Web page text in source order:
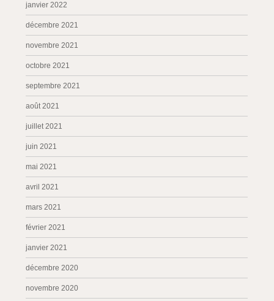
janvier 2022
décembre 2021
novembre 2021
octobre 2021
septembre 2021
août 2021
juillet 2021
juin 2021
mai 2021
avril 2021
mars 2021
février 2021
janvier 2021
décembre 2020
novembre 2020